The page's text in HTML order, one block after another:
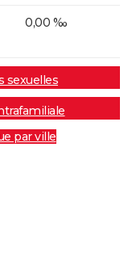
0,00 ‰
sexuelles
par ville